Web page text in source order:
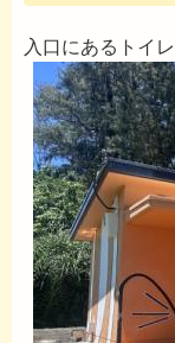
入口にあるトイ